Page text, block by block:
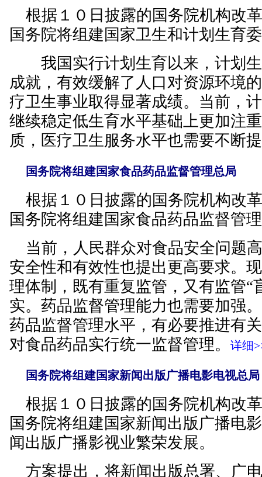
根据１０日披露的国务院机构改
国务院将组建国家卫生和计划生育
我国实行计划生育以来，计划生
成就，有效缓解了人口对资源环境
疗卫生事业取得显著成绩。当前，
继续稳定低生育水平基础上更加注
质，医疗卫生服务水平也需要不断
国务院将组建国家食品药品监督管理总局
根据１０日披露的国务院机构改
国务院将组建国家食品药品监督管
当前，人民群众对食品安全问题
安全性和有效性也提出更高要求。
理体制，既有重复监管，又有监管“
实。药品监督管理能力也需要加强
药品监督管理水平，有必要推进有
对食品药品实行统一监督管理。详细
国务院将组建国家新闻出版广播电影电视总局
根据１０日披露的国务院机构改
国务院将组建国家新闻出版广播电
闻出版广播影视业繁荣发展。
方案提出，将新闻出版总署、广